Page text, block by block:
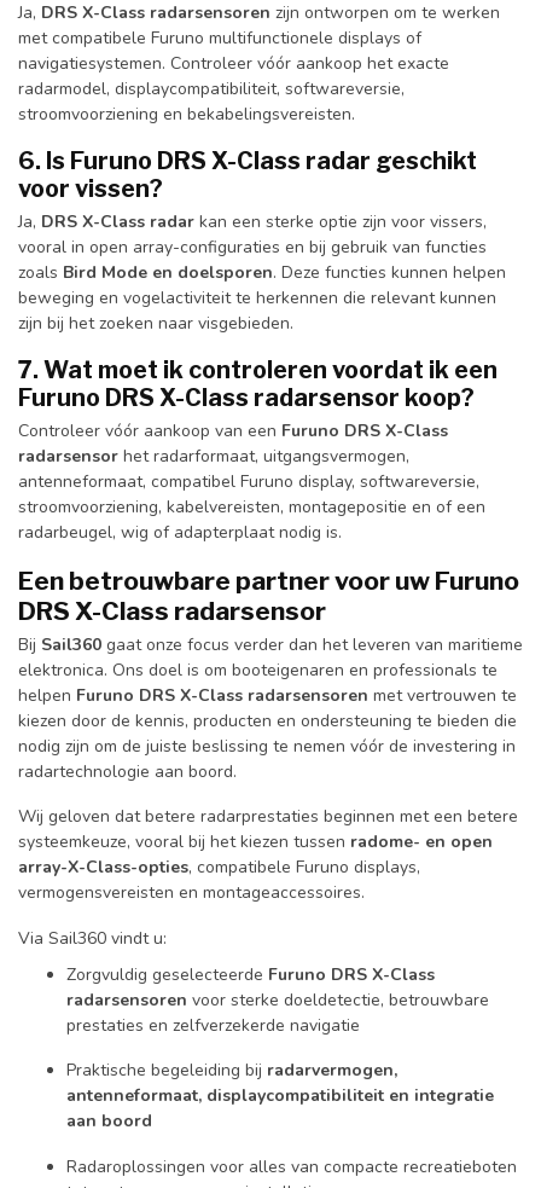
Ja, DRS X-Class radarsensoren zijn ontworpen om te werken
met compatibele Furuno multifunctionele displays of
navigatiesystemen. Controleer vóór aankoop het exacte
radarmodel, displaycompatibiliteit, softwareversie,
stroomvoorziening en bekabelingsvereisten.
6. Is Furuno DRS X-Class radar geschikt
voor vissen?
Ja, DRS X-Class radar kan een sterke optie zijn voor vissers,
vooral in open array-configuraties en bij gebruik van functies
zoals Bird Mode en doelsporen. Deze functies kunnen helpen
beweging en vogelactiviteit te herkennen die relevant kunnen
zijn bij het zoeken naar visgebieden.
7. Wat moet ik controleren voordat ik een
Furuno DRS X-Class radarsensor koop?
Controleer vóór aankoop van een Furuno DRS X-Class
radarsensor het radarformaat, uitgangsvermogen,
antenneformaat, compatibel Furuno display, softwareversie,
stroomvoorziening, kabelvereisten, montagepositie en of een
radarbeugel, wig of adapterplaat nodig is.
Een betrouwbare partner voor uw Furuno
DRS X-Class radarsensor
Bij Sail360 gaat onze focus verder dan het leveren van maritieme
elektronica. Ons doel is om booteigenaren en professionals te
helpen Furuno DRS X-Class radarsensoren met vertrouwen te
kiezen door de kennis, producten en ondersteuning te bieden die
nodig zijn om de juiste beslissing te nemen vóór de investering in
radartechnologie aan boord.
Wij geloven dat betere radarprestaties beginnen met een betere
systeemkeuze, vooral bij het kiezen tussen radome- en open
array-X-Class-opties, compatibele Furuno displays,
vermogensvereisten en montageaccessoires.
Via Sail360 vindt u:
Zorgvuldig geselecteerde Furuno DRS X-Class
radarsensoren voor sterke doeldetectie, betrouwbare
prestaties en zelfverzekerde navigatie
Praktische begeleiding bij radarvermogen,
antenneformaat, displaycompatibiliteit en integratie
aan boord
Radaroplossingen voor alles van compacte recreatieboten